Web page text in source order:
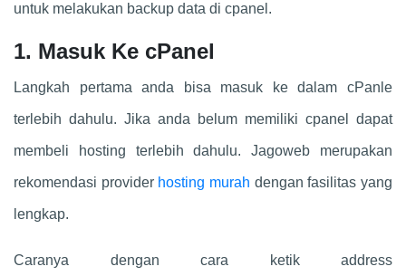
untuk melakukan backup data di cpanel.
1. Masuk Ke cPanel
Langkah pertama anda bisa masuk ke dalam cPanle
terlebih dahulu. Jika anda belum memiliki cpanel dapat
membeli hosting terlebih dahulu. Jagoweb merupakan
rekomendasi provider hosting murah dengan fasilitas yang
lengkap.
Caranya dengan cara ketik address